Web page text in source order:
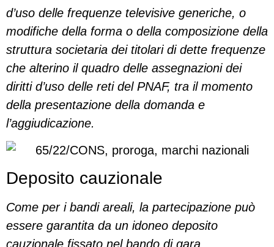
d’uso delle frequenze televisive generiche, o
modifiche della forma o della composizione della
struttura societaria dei titolari di dette frequenze
che alterino il quadro delle assegnazioni dei
diritti d’uso delle reti del PNAF, tra il momento
della presentazione della domanda e
l’aggiudicazione.
Deposito cauzionale
Come per i bandi areali, la partecipazione può
essere garantita da un idoneo deposito
cauzionale fissato nel bando di gara.